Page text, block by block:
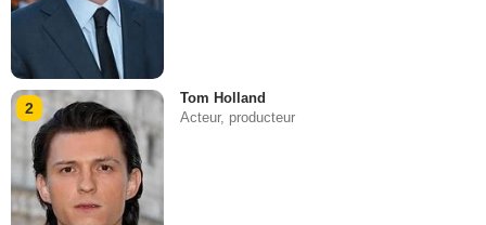
2
Tom Holland
Acteur, producteur